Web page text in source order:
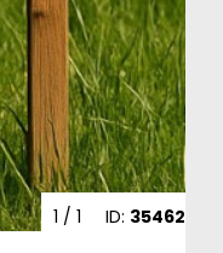
ID: 35462
1 / 1